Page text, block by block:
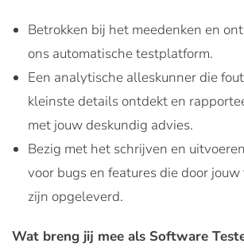
Betrokken bij het meedenken en
ons automatische testplatform.
Een analytische alleskunner die
kleinste details ontdekt en
met jouw deskundig advies.
Bezig met het schrijven en
voor bugs en features die door
zijn opgeleverd.
Wat breng jij mee als Software